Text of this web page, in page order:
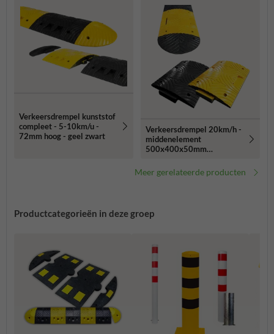
Verkeersdrempel kunststof
compleet - 5-10km/u -
72mm hoog - geel zwart
Verkeersdrempel 20km/h -
middenelement
500x400x50mm
Meer gerelateerde producten
Productcategorieën in deze groep